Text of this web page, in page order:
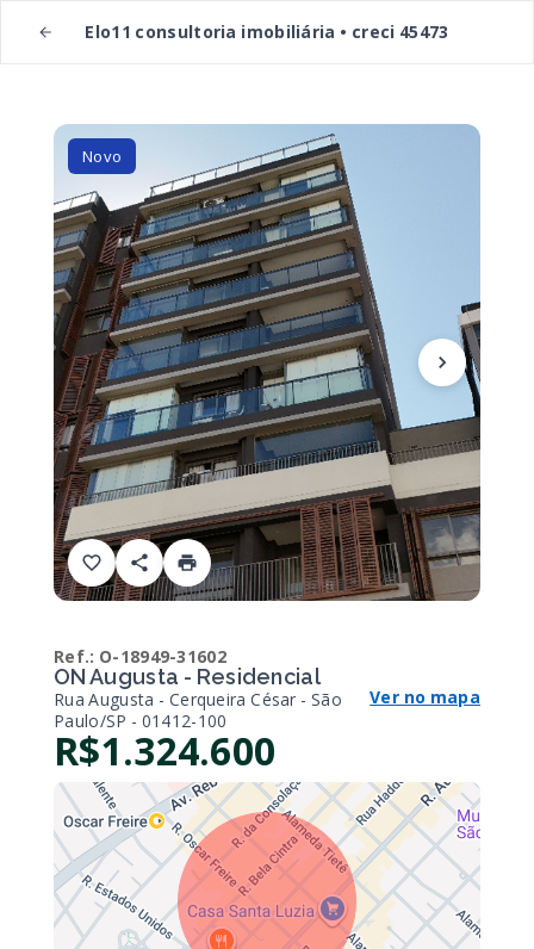
Elo11 consultoria imobiliária • creci 45473
Novo
Ref.: O-18949-31602
ON Augusta - Residencial
Rua Augusta - Cerqueira César - São
Paulo/SP - 01412-100
Ver no mapa
R$1.324.600